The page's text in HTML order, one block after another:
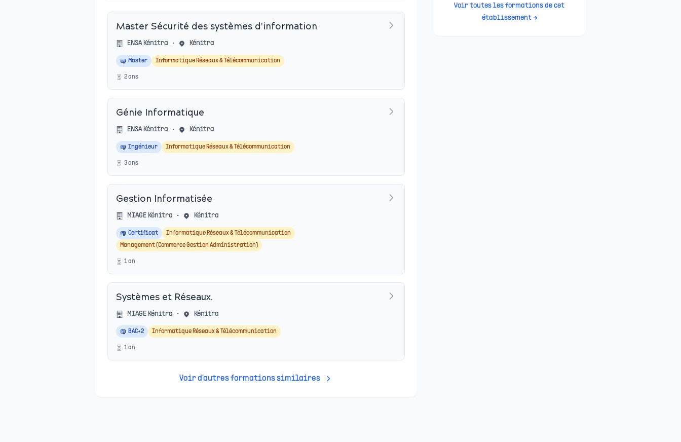
Master Sécurité des systèmes d’information
ENSA Kénitra • Kénitra
Master Informatique Réseaux & Télécommunication
2ans
Génie Informatique
ENSA Kénitra • Kénitra
Ingénieur Informatique Réseaux & Télécommunication
3ans
Gestion Informatisée
MIAGE Kénitra • Kénitra
Certificat
Informatique Réseaux & Télécommunication
Management (Commerce Gestion Administration)
1an
Systèmes et Réseaux.
MIAGE Kénitra • Kénitra
BAC+2 Informatique Réseaux & Télécommunication
1an
Voir d'autres formations similaires
Voir toutes les formations de cet
établissement →